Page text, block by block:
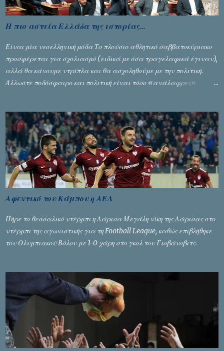
Η πιο αστεία Ελλάδα της ιστορίας...
Είναι μία νεοελληνική μόδα Το πλούσιο αθλητικό σαββατοκύριακο
προσφέρεται για σχολιασμό (ειδικά με όσα τραγελαφικά έγιναν),
αλλά θα κάνουμε ντρίπλα και θα ασχοληθούμε με την πολιτική.
Άλλωστε ποδόσφαιρο και πολιτική είναι τόσο «ανάλαφρες»
Αφεντικό του Κάμπου η ΑΕΛ
Πήρε το θεσσαλικό ντέρμπι η Λάρισα Μεγάλη νίκη της Λάρισας στο
ντέρμπι της αγωνιστικής για τη Football League, καθώς επιβλήθηκε
του Ολυμπιακού Βόλου με 1-0 χάρη στο γκολ του Γιοβάνοβιτς.